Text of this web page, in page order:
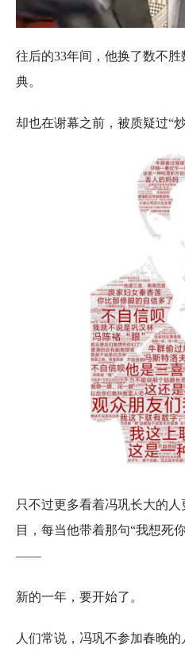
往后的33年间，他换了数不
典。
却也在谢幕之前，被质疑过“
只不过更多看着冯巩长大的
目，每当他带着那句“我想死
——
新的一年，要开始了。
人们常说，冯巩不参加春晚